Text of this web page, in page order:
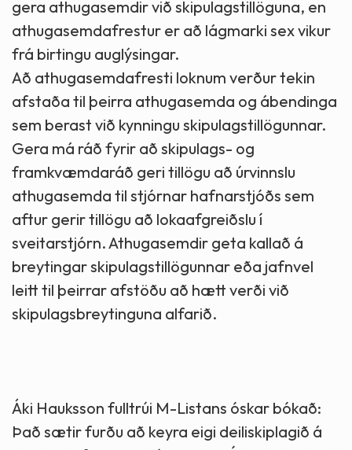
gera athugasemdir við skipulagstillöguna, en
athugasemdafrestur er að lágmarki sex vikur
frá birtingu auglýsingar.
Að athugasemdafresti loknum verður tekin
afstaða til þeirra athugasemda og ábendinga
sem berast við kynningu skipulagstillögunnar.
Gera má ráð fyrir að skipulags- og
framkvæmdaráð geri tillögu að úrvinnslu
athugasemda til stjórnar hafnarstjóðs sem
aftur gerir tillögu að lokaafgreiðslu í
sveitarstjórn. Athugasemdir geta kallað á
breytingar skipulagstillögunnar eða jafnvel
leitt til þeirrar afstöðu að hætt verði við
skipulagsbreytinguna alfarið.
Áki Hauksson fulltrúi M-Listans óskar bókað:
Það sætir furðu að keyra eigi deiliskiplagið á